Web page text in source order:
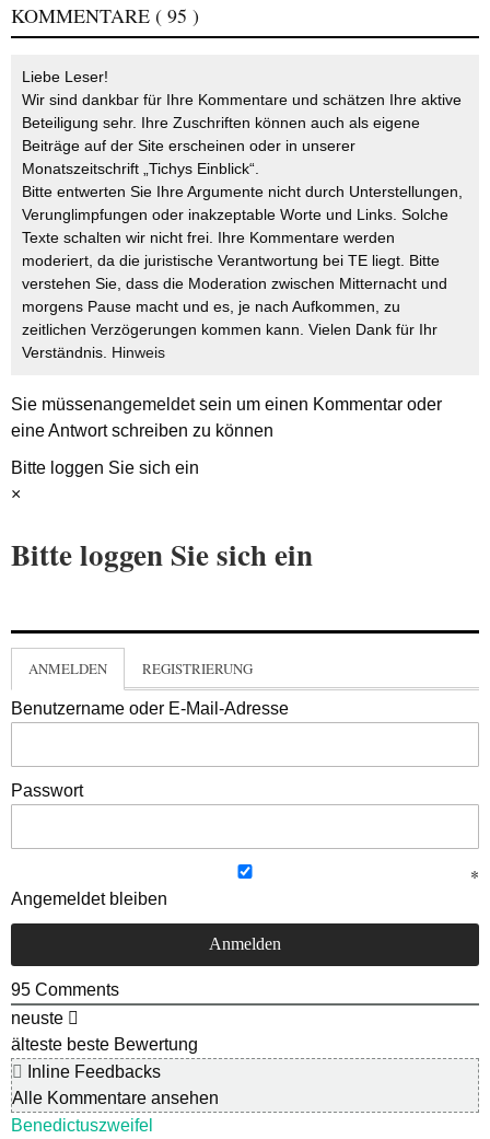
KOMMENTARE ( 95 )
Liebe Leser!
Wir sind dankbar für Ihre Kommentare und schätzen Ihre aktive
Beteiligung sehr. Ihre Zuschriften können auch als eigene
Beiträge auf der Site erscheinen oder in unserer
Monatszeitschrift „Tichys Einblick“.
Bitte entwerten Sie Ihre Argumente nicht durch Unterstellungen,
Verunglimpfungen oder inakzeptable Worte und Links. Solche
Texte schalten wir nicht frei. Ihre Kommentare werden
moderiert, da die juristische Verantwortung bei TE liegt. Bitte
verstehen Sie, dass die Moderation zwischen Mitternacht und
morgens Pause macht und es, je nach Aufkommen, zu
zeitlichen Verzögerungen kommen kann. Vielen Dank für Ihr
Verständnis. Hinweis
Sie müssenangemeldetsein um einen Kommentar oder
eine Antwort schreiben zu können
Bitte loggen Sie sich ein
×
Bitte loggen Sie sich ein
ANMELDEN REGISTRIERUNG
Benutzername oder E-Mail-Adresse
Passwort
Angemeldet bleiben
95 Comments
neuste
älteste beste Bewertung
Inline Feedbacks
Alle Kommentare ansehen
Benedictuszweifel